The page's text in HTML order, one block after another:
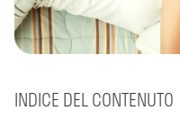
INDICE DEL CONTENUTO